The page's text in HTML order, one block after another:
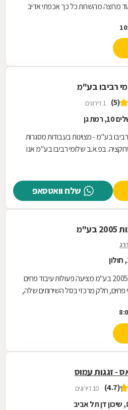
מרוצה מהשרות כל כך אכפתי אדיב
רביבו בע"מ
(5) 1 דירוגים
רמת גן
בע"מ - מצוינות בעבודות מסגרות
בפ.א.ב שלומי רביבו בע"מ אנו
שלח וואטסאפ
העלי מתכות 2005 בע''מ מציעה פעולות עיבוד פחים
פחים, חלק מרכזי בסל השירותים שלה,
- זגגות עמוס
(4.7) 10 דירוגים